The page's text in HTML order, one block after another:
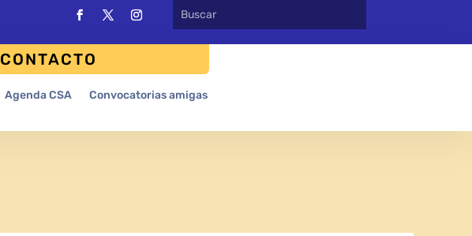
CONTACTO
Agenda CSA
Convocatorias amigas